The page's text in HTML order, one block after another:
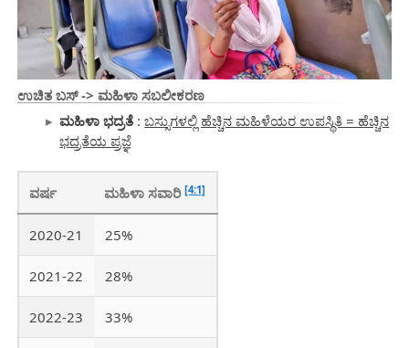
ಉಚಿತ ಬಸ್ -> ಮಹಿಳಾ ಸಬಲೀಕರಣ
ಮಹಿಳಾ ಭದ್ರತೆ :ಬಸ್ಸುಗಳಲ್ಲಿ ಹೆಚ್ಚಿನ ಮಹಿಳೆಯರ ಉಪಸ್ಥಿತಿ = ಹೆಚ್ಚಿನ
ಭದ್ರತೆಯ ಪ್ರಜ್ಞೆ
ವರ್ಷ ಮಹಿಳಾ ಸವಾರಿ [4:1]
2020-21 25%
2021-22 28%
2022-23 33%